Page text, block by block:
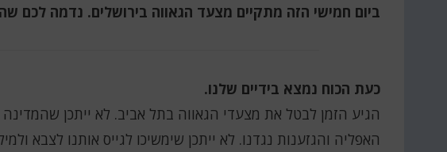
ביום חמישי הזה מתקיים מצעד הגאווה בירושלים. נדמה לכם
כעת הכוח נמצא בידיים שלנו.
הגיע הזמן לבטל את מצעדי הגאווה בתל אביב. לא ייתכן
האפליה והגזענות נגדנו. לא ייתכן שימשיכו לגייס אותנו לצבא